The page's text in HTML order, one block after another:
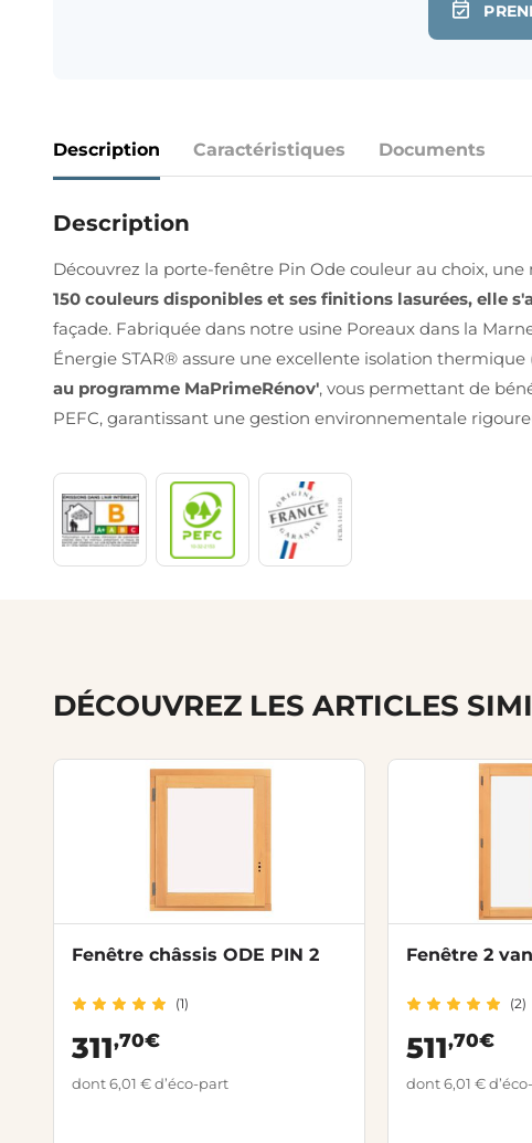
Description Caractéristiques Documents
Description
Découvrez la porte-fenêtre Pin Ode couleur au choix,
150 couleurs disponibles et ses finitions lasurées, elle
façade. Fabriquée dans notre usine Poreaux dans la
Énergie STAR® assure une excellente isolation
au programme MaPrimeRénov', vous permettant de
PEFC, garantissant une gestion environnementale
DÉCOUVREZ LES ARTICLES
Fenêtre châssis ODE PIN 2
(1)
311,70€
dont 6,01 € d’éco-part
Fenêtre 2
(2)
511,70€
dont 6,01 €